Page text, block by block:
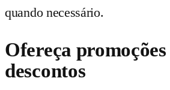
quando necessário.
Ofereça promoções
descontos